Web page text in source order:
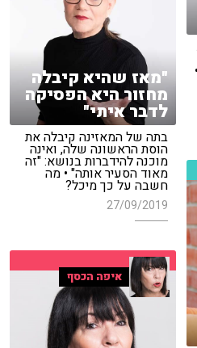
"מאז שהיא קיבלה
מחזור היא הפסיקה
לדבר איתי"
בתה של המאזינה קיבלה את
הוסת הראשונה שלה, ואינה
מוכנה להידברות בנושא: "זה
מאוד הסעיר אותה" • מה
חשבה על כך מיכל?
27/09/2019
איפה הכסף